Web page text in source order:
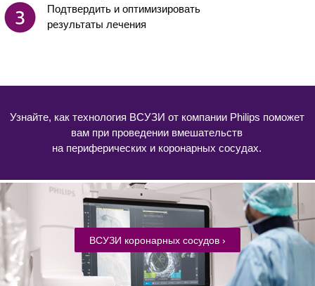
Подтвердить и оптимизировать
результаты лечения
Узнайте, как технология ВСУЗИ от компании Philips поможет
вам при проведении вмешательств
на периферических и коронарных сосудах.
ВСУЗИ коронарных сосудов ›